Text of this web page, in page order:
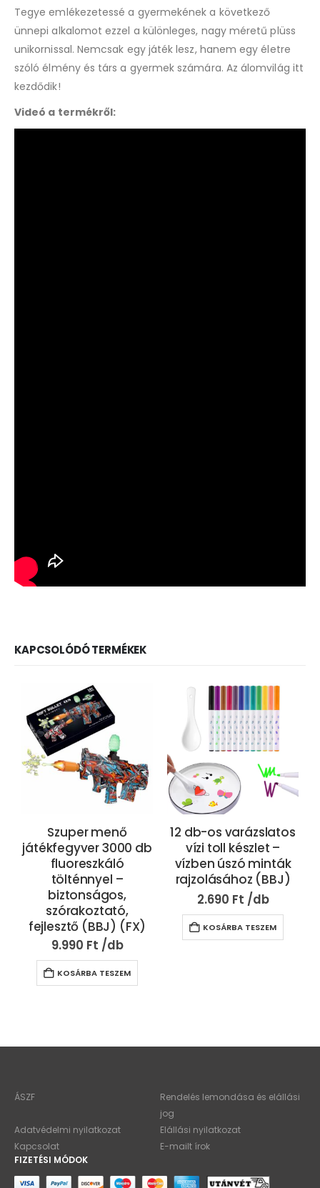
Tegye emlékezetessé a gyermekének a következő
ünnepi alkalomot ezzel a különleges, nagy méretű plüss
unikornissal. Nemcsak egy játék lesz, hanem egy életre
szóló élmény és társ a gyermek számára. Az álomvilág itt
kezdődik!
Videó a termékről:
KAPCSOLÓDÓ TERMÉKEK
Szuper menő
játékfegyver 3000 db
fluoreszkáló
tölténnyel –
biztonságos,
szórakoztató,
fejlesztő (BBJ) (FX)
9.990 Ft
KOSÁRBA TESZEM
12 db-os varázslatos
vízi toll készlet –
vízben úszó minták
rajzolásához (BBJ)
2.690 Ft
KOSÁRBA TESZEM
ÁSZF
Rendelés lemondása és elállási
jog
Adatvédelmi nyilatkozat
Elállási nyilatkozat
Kapcsolat
E-mailt írok
FIZETÉSI MÓDOK